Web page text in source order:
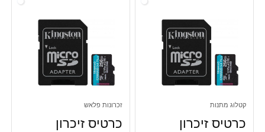
קטלוג מתנות
כרטיס זיכרון
זכרונות פלאש
כרטיס זיכרון